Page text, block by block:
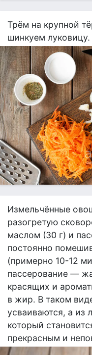
Трём на крупной
шинкуем луковицу.
Измельчённые
разогретую
маслом (30 г) и
постоянно
(примерно 10-12
пассерование —
красящих и
в жир. В таком
усваиваются, а из
который
прекрасным и